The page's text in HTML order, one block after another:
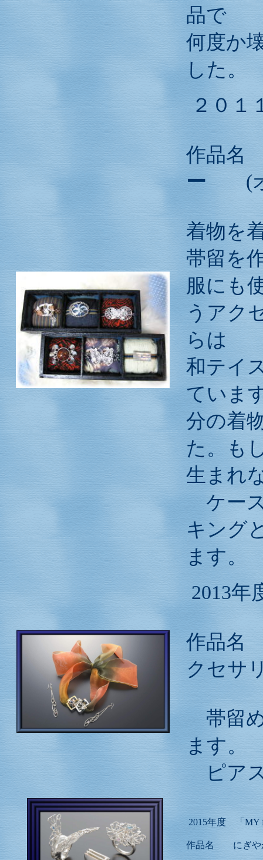
品で
何度か
した。
２０
作品
ー (オ
着物を
帯留を
服にも
うアク
らは
和テイ
ていま
分の着
た。も
生まれ
ケー
キング
ます。
2013
作品名
クセサ
帯留
ます。
ピア
2015年度 「MY
作品名 にぎや